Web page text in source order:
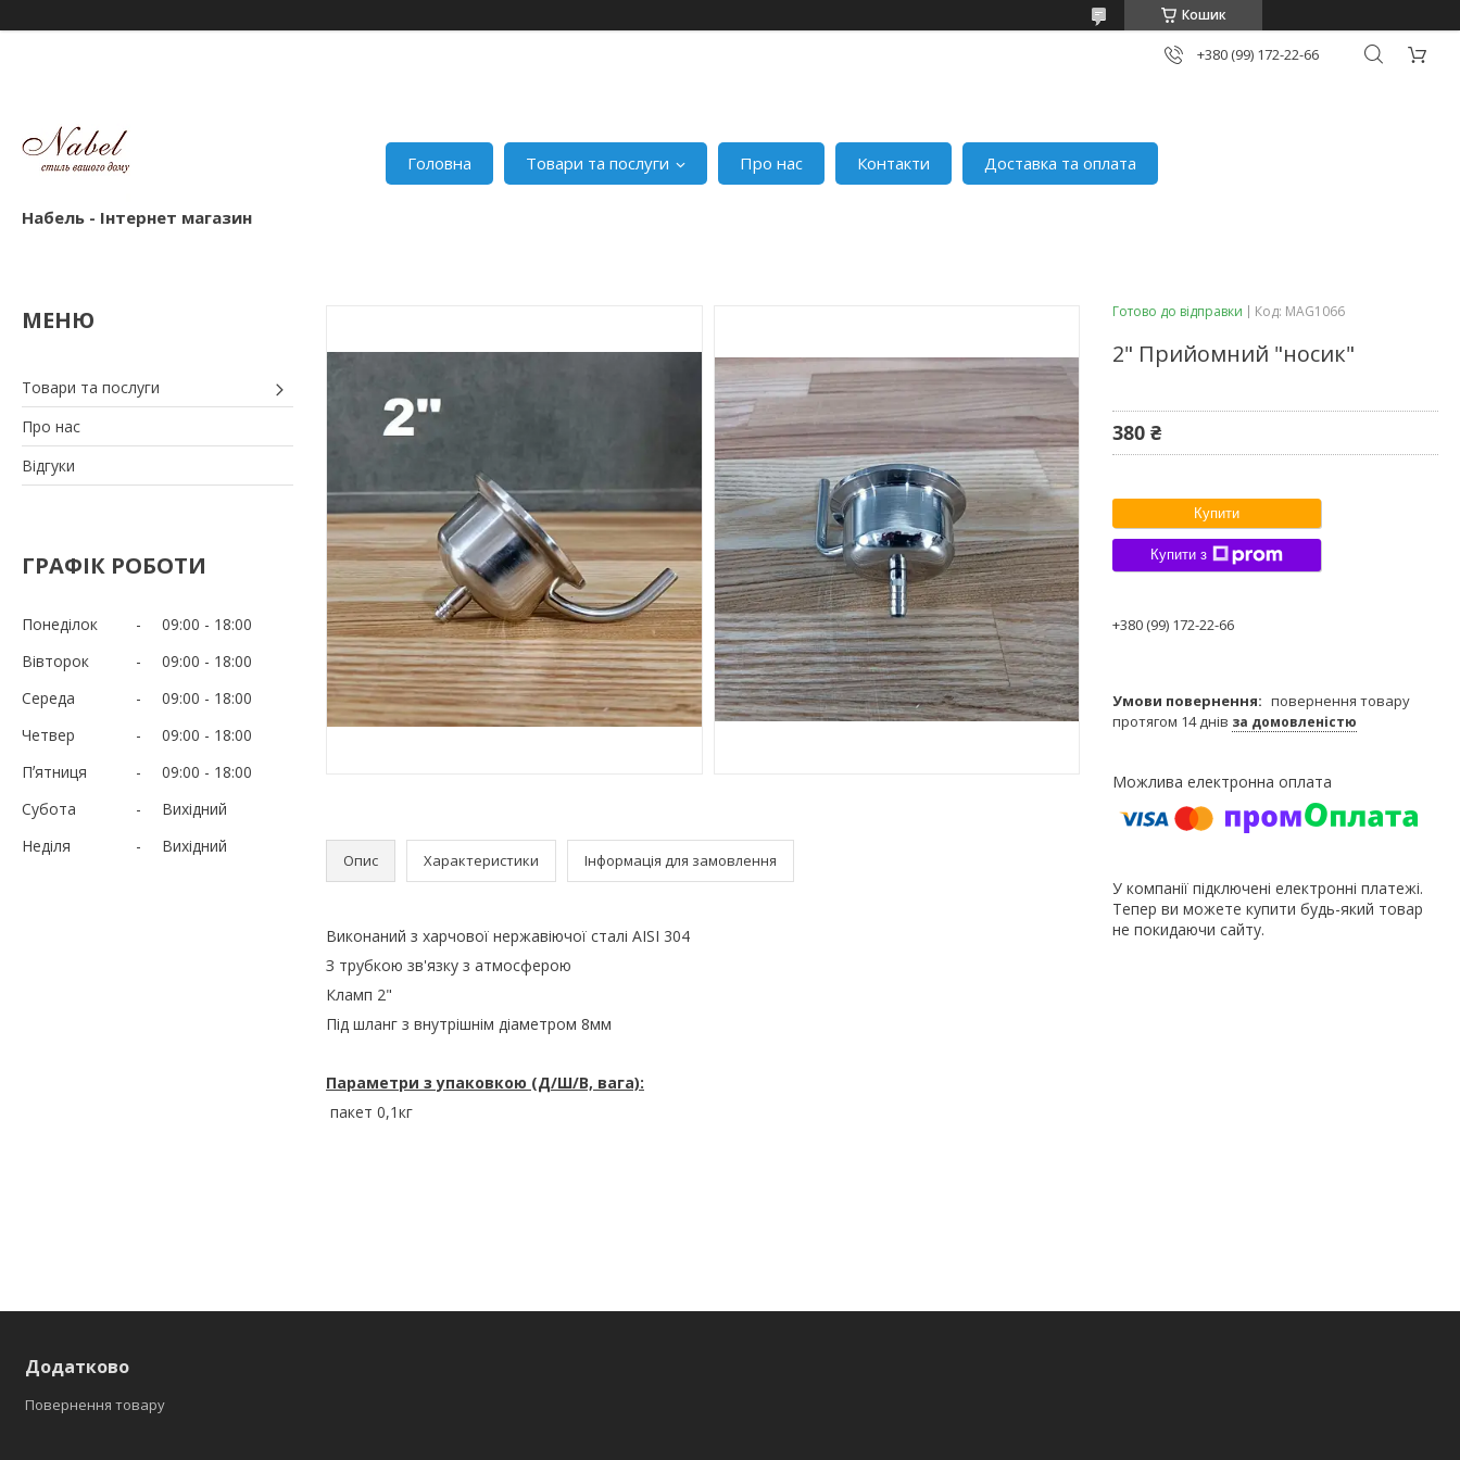
Кошик
+380 (99) 172-22-66
Набель - Інтернет магазин
Головна Товари та послуги Про нас Контакти Доставка та оплата
Товари та послуги
Про нас
Відгуки
ГРАФІК РОБОТИ
Понеділок 09:00
18:00
Вівторок
09:00
18:00
Середа
09:00
18:00
Четвер
09:00
18:00
Пʼятниця
09:00
18:00
Субота
Вихідний
Неділя
Вихідний
Опис Характеристики Інформація для замовлення
Виконаний з харчової нержавіючої сталі AISI 304
З трубкою зв'язку з атмосферою
Кламп 2"
Під шланг з внутрішнім діаметром 8мм
Параметри з упаковкою (Д/Ш/В, вага):
пакет 0,1кг
Готово до відправки Код: MAG1066
2" Прийомний "носик"
380 ₴
Купити
Купити з
+380 (99) 172-22-66
повернення товару
протягом 14 днів за домовленістю
У компанії підключені електронні платежі.
Тепер ви можете купити будь-який товар
не покидаючи сайту.
Додатково
Повернення товару